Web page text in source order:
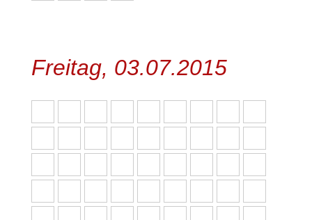
Freitag, 03.07.2015